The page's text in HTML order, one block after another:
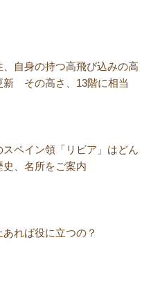
、自身の持つ高飛び込みの高
新 その高さ、13階に相当
スペイン領「リビア」はどん
史、名所をご案内
れば役に立つの？